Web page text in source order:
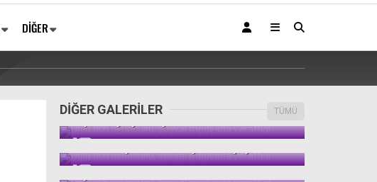
DİĞER
DİĞER GALERİLER TÜMÜ
Lamborgini yeni modeliyle takipçilerini